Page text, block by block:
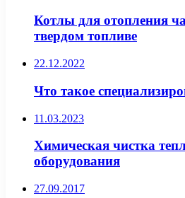
Котлы для отопления
твердом топливе
22.12.2022
Что такое
11.03.2023
Химическая чистка
оборудования
27.09.2017